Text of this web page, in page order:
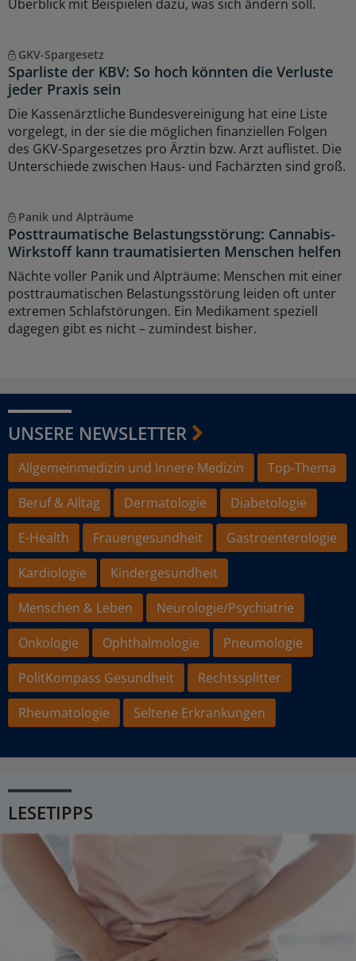
Überblick mit Beispielen dazu, was sich ändern soll.
GKV-Spargesetz
Sparliste der KBV: So hoch könnten die Verluste
jeder Praxis sein
Die Kassenärztliche Bundesvereinigung hat eine Liste
vorgelegt, in der sie die möglichen finanziellen Folgen
des GKV-Spargesetzes pro Ärztin bzw. Arzt auflistet. Die
Unterschiede zwischen Haus- und Fachärzten sind groß.
Panik und Alpträume
Posttraumatische Belastungsstörung: Cannabis-
Wirkstoff kann traumatisierten Menschen helfen
Nächte voller Panik und Alpträume: Menschen mit einer
posttraumatischen Belastungsstörung leiden oft unter
extremen Schlafstörungen. Ein Medikament speziell
dagegen gibt es nicht – zumindest bisher.
UNSERE NEWSLETTER
Allgemeinmedizin und Innere Medizin
Top-Thema
Beruf & Alltag
Dermatologie
Diabetologie
E-Health
Frauengesundheit
Gastroenterologie
Kardiologie
Kindergesundheit
Menschen & Leben
Neurologie/Psychiatrie
Onkologie
Ophthalmologie
Pneumologie
PolitKompass Gesundheit
Rechtssplitter
Rheumatologie
Seltene Erkrankungen
LESETIPPS